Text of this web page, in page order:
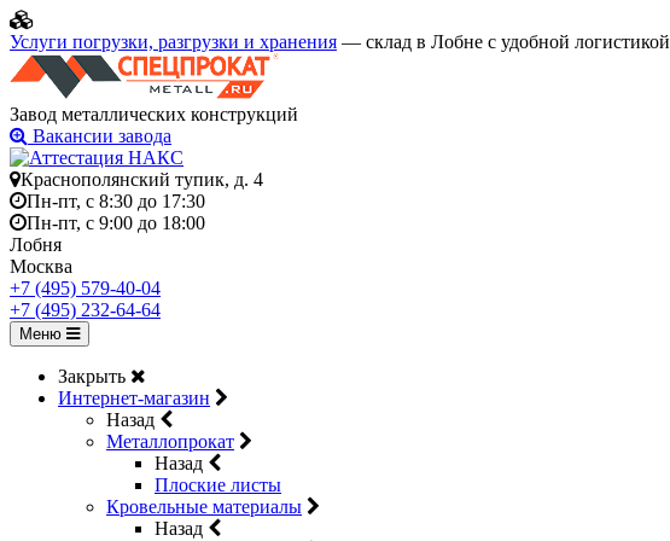
Услуги погрузки, разгрузки и хранения — склад в Лобне с удобной логистикой
Завод металлических конструкций
Вакансии завода
Краснополянский тупик, д. 4
Пн-пт, с 8:30 до 17:30
Пн-пт, с 9:00 до 18:00
Лобня
Москва
+7 (495) 579-40-04
+7 (495) 232-64-64
Меню
Закрыть
Интернет-магазин
Назад
Металлопрокат
Назад
Плоские листы
Кровельные материалы
Назад